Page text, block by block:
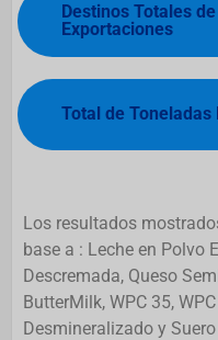
Destinos Totales
Exportaciones
Total de Toneladas
Los resultados
base a : Leche en Polvo
Descremada, Queso
ButterMilk, WPC 35,
Desmineralizado y